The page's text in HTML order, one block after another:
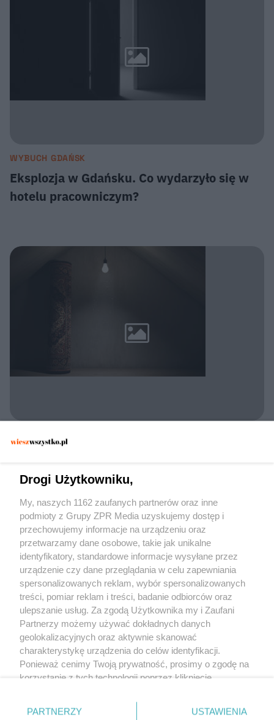
WYBUCH GDAŃSK
Eksplozja w Gdańsku. Co wydarzyło się w
hotelu pracowniczym?
dywan wystarczył, by zmylić
funkcjonariuszy?
Żaden utwór zamieszczony w serwisie nie może być powielany i
rozpowszechniany lub dalej rozpowszechniany w jakikolwiek sposób (w tym
także elektroniczny lub mechaniczny) na jakimkolwiek polu eksploatacji w
jakiejkolwiek formie, włącznie z umieszczaniem w Internecie bez pisemnej
zgody właściciela praw. Jakiekolwiek użycie lub wykorzystanie utworów w
całości lub w części z naruszeniem prawa, tzn. bez właściwej zgody, jest
zabronione pod groźbą kary i może być ścigane prawnie.
Drogi Użytkowniku,
My, naszych 1162 zaufanych partnerów oraz inne
podmioty z Grupy ZPR Media uzyskujemy dostęp i
przechowujemy informacje na urządzeniu oraz
przetwarzamy dane osobowe, takie jak unikalne
identyfikatory, standardowe informacje wysyłane przez
urządzenie czy dane przeglądania w celu zapewniania
spersonalizowanych reklam, wybór spersonalizowanych
treści, pomiar reklam i treści, badanie odbiorców oraz
ulepszanie usług. Za zgodą Użytkownika my i Zaufani
Partnerzy możemy używać dokładnych danych
geolokalizacyjnych oraz aktywnie skanować
charakterystykę urządzenia do celów identyfikacji.
Ponieważ cenimy Twoją prywatność, prosimy o zgodę na
korzystanie z tych technologii poprzez kliknięcie
zmienić/wycofać klikając przycisk ustawień prywatności
PARTNERZY USTAWIENIA